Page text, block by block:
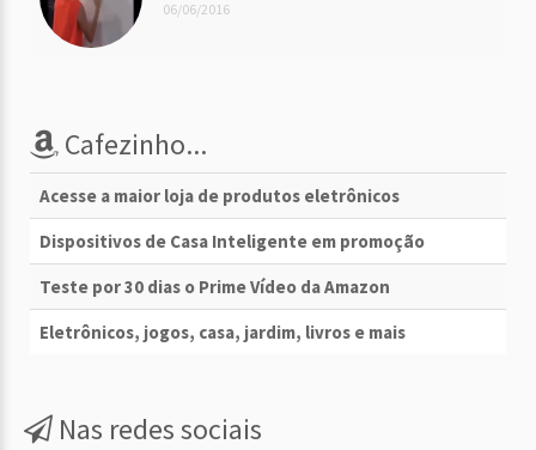
06/06/2016
Cafezinho...
Acesse a maior loja de produtos eletrônicos
Dispositivos de Casa Inteligente em promoção
Teste por 30 dias o Prime Vídeo da Amazon
Eletrônicos, jogos, casa, jardim, livros e mais
Nas redes sociais